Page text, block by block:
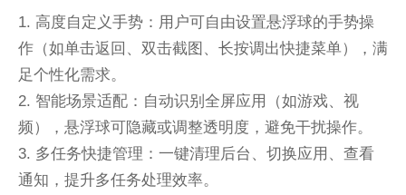
1. 高度自定义手势：用户可自由设置悬浮球的手势操
作（如单击返回、双击截图、长按调出快捷菜单），满
足个性化需求。
2. 智能场景适配：自动识别全屏应用（如游戏、视
频），悬浮球可隐藏或调整透明度，避免干扰操作。
3. 多任务快捷管理：一键清理后台、切换应用、查看
通知，提升多任务处理效率。